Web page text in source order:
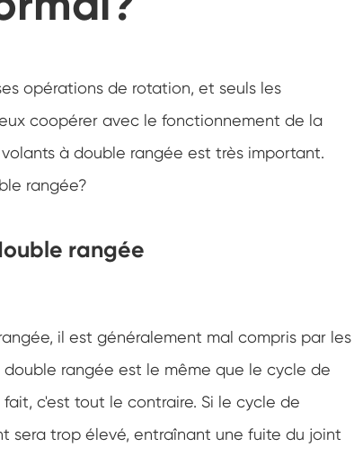
opérations de rotation, et seuls les
coopérer avec le fonctionnement de la
à double rangée est très important.
rangée?
rangée
il est généralement mal compris par les
rangée est le même que le cycle de
c'est tout le contraire. Si le cycle de
sera trop élevé, entraînant une fuite du joint